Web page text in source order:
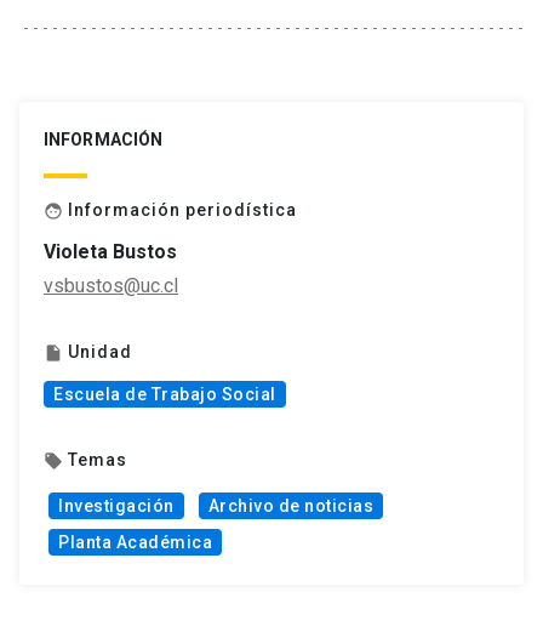
INFORMACIÓN
face Información periodística
Violeta Bustos
vsbustos@uc.cl
insert_drive_file Unidad
Escuela de Trabajo Social
local_offer Temas
Investigación
Archivo de noticias
Planta Académica